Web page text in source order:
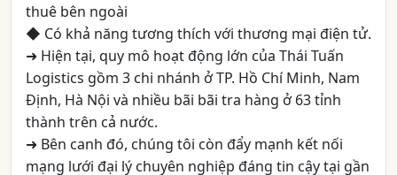
thuê bên ngoài
◆ Có khả năng tương thích với thương mại điện tử.
➜ Hiện tại, quy mô hoạt động lớn của Thái Tuấn
Logistics gồm 3 chi nhánh ở TP. Hồ Chí Minh, Nam
Định, Hà Nội và nhiều bãi bãi tra hàng ở 63 tỉnh
thành trên cả nước.
➜ Bên canh đó, chúng tôi còn đẩy mạnh kết nối
mạng lưới đại lý chuyên nghiệp đáng tin cậy tại gần